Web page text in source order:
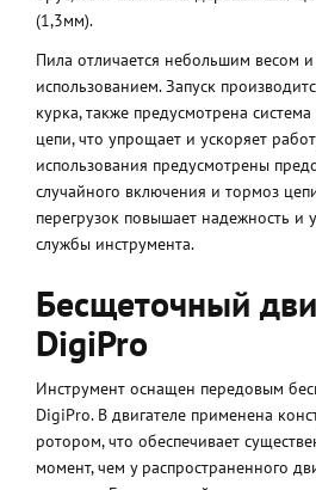
(1,3мм).
Пила отличается небольшим весом
использованием. Запуск
курка, также предусмотрена
цепи, что упрощает и ускоряет
использования предусмотрены
случайного включения и тормоз
перегрузок повышает надежность и
службы инструмента.
Бесщеточный
DigiPro
Инструмент оснащен передовым
DigiPro. В двигателе применена
ротором, что обеспечивает
момент, чем у распространенного